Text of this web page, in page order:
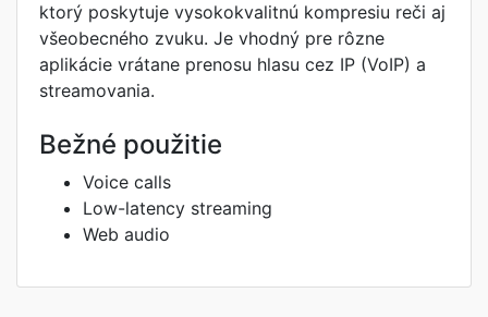
ktorý poskytuje vysokokvalitnú kompresiu reči aj
všeobecného zvuku. Je vhodný pre rôzne
aplikácie vrátane prenosu hlasu cez IP (VoIP) a
streamovania.
Bežné použitie
Voice calls
Low-latency streaming
Web audio